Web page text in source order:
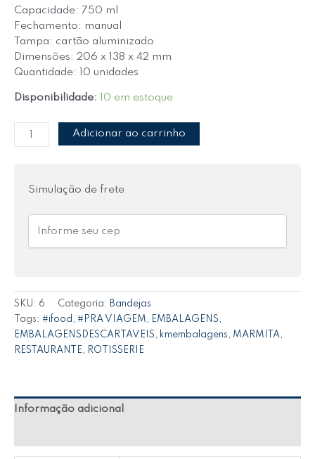
Capacidade: 750 ml
Fechamento: manual
Tampa: cartão aluminizado
Dimensões: 206 x 138 x 42 mm
Quantidade: 10 unidades
Disponibilidade: 10 em estoque
Adicionar ao carrinho
Simulação de frete
SKU: 6 Categoria: Bandejas
Tags: #ifood , #PRA VIAGEM, EMBALAGENS,
EMBALAGENSDESCARTAVEIS, kmembalagens, MARMITA,
RESTAURANTE, ROTISSERIE
Informação adicional